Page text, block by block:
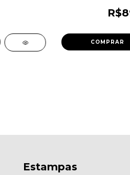
COMPRAR
Estampas